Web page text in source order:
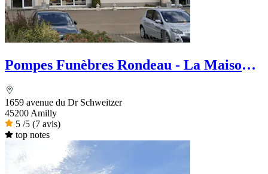
Pompes Funèbres Rondeau - La Maison
1659 avenue du Dr Schweitzer
45200 Amilly
5 /5 (7 avis)
top notes